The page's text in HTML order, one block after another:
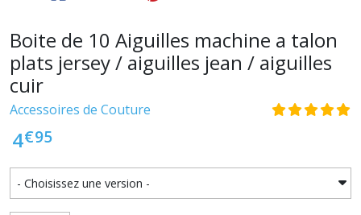
Boite de 10 Aiguilles machine a talon
plats jersey / aiguilles jean / aiguilles
cuir
Accessoires de Couture
4€95